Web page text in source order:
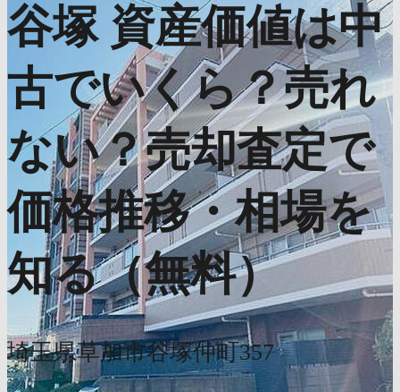
谷塚 資産価値は中
古でいくら？売れ
ない？売却査定で
価格推移・相場を
知る（無料）
埼玉県草加市谷塚仲町357